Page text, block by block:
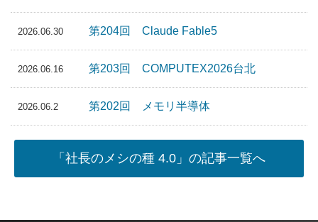
2026.06.30 第204回 Claude Fable5
2026.06.16 第203回 COMPUTEX2026台北
2026.06.2 第202回 メモリ半導体
「社長のメシの種 4.0」の記事一覧へ